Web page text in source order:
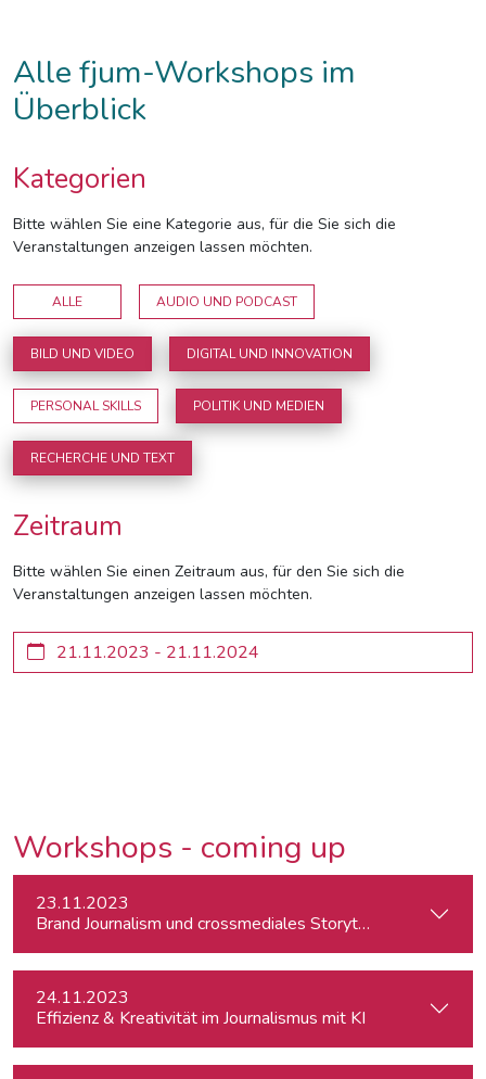
Alle fjum-Workshops im
Überblick
Kategorien
Bitte wählen Sie eine Kategorie aus, für die Sie sich die
Veranstaltungen anzeigen lassen möchten.
ALLE AUDIO UND PODCAST
BILD UND VIDEO DIGITAL UND INNOVATION
PERSONAL SKILLS POLITIK UND MEDIEN
RECHERCHE UND TEXT
Zeitraum
Bitte wählen Sie einen Zeitraum aus, für den Sie sich die
Veranstaltungen anzeigen lassen möchten.
Workshops - coming up
23.11.2023
Brand Journalism und crossmediales Storytelling
24.11.2023
Effizienz & Kreativität im Journalismus mit KI